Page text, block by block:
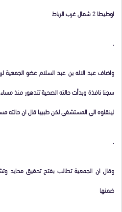
اوطيطا 2 شمال غرب الرباط
.
واضاف عبد الاله بن عبد السلام عضو
سجنا نافذة وبدأت حالته الصحية تتدهور منذ مساء
لينقلوه الي المستشفي لكن طبيبا قال ان
.
وقال ان الجمعية تطالب بفتح تحقيق محايد
ضمنها